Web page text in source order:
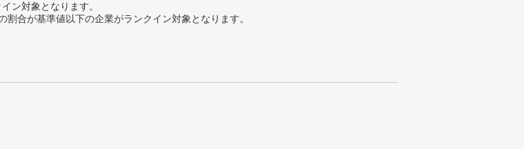
ン対象となります。
合が基準値以下の企業がランクイン対象となります。